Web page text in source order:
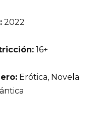
2022
16+
Erótica, Novela